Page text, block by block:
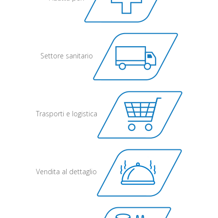
Settore sanitario
Trasporti e logistica
Vendita al dettaglio